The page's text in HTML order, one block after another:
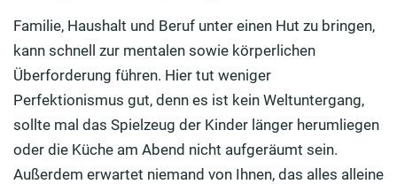
Familie, Haushalt und Beruf unter einen Hut zu bringen,
kann schnell zur mentalen sowie körperlichen
Überforderung führen. Hier tut weniger
Perfektionismus gut, denn es ist kein Weltuntergang,
sollte mal das Spielzeug der Kinder länger herumliegen
oder die Küche am Abend nicht aufgeräumt sein.
Außerdem erwartet niemand von Ihnen, das alles alleine